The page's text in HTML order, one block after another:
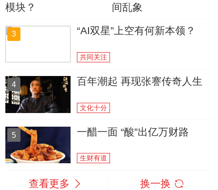
模块？
间乱象
3 “AI双星”上空有何新本领？
共同关注
4 百年潮起 再现张謇传奇人生
文化十分
5 一醋一面 “酸”出亿万财路
生财有道
查看更多 换一换